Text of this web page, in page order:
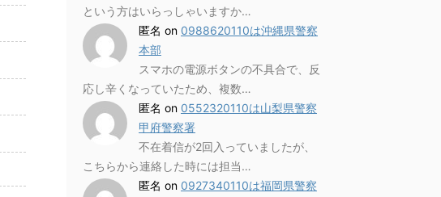
という方はいらっしゃいますか…
匿名 on 0988620110は沖縄県警察
本部
スマホの電源ボタンの不具合で、反
応し辛くなっていたため、複数…
匿名 on 0552320110は山梨県警察
甲府警察署
不在着信が2回入っていましたが、
こちらから連絡した時には担当…
匿名 on 0927340110は福岡県警察